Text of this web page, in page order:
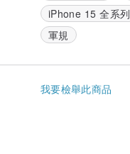
iPhone 15 全系列
軍規
我要檢舉此商品